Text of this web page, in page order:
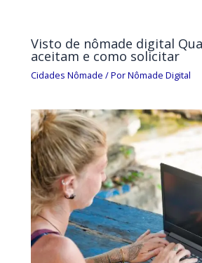
Visto de nômade digital
aceitam e como solicitar
Cidades Nômade / PorNômade Digital